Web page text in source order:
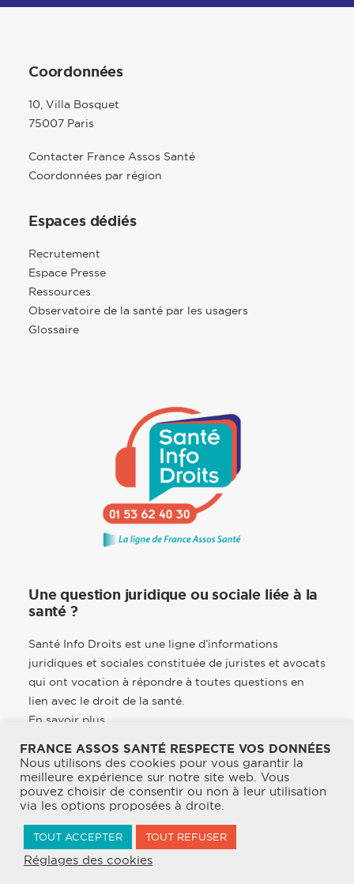
Coordonnées
10, Villa Bosquet
75007 Paris
Contacter France Assos Santé
Coordonnées par région
Espaces dédiés
Recrutement
Espace Presse
Ressources
Observatoire de la santé par les usagers
Glossaire
Une question juridique ou sociale liée à la
santé ?
Santé Info Droits est une ligne d’informations
juridiques et sociales constituée de juristes et avocats
qui ont vocation à répondre à toutes questions en
lien avec le droit de la santé.
En savoir plus
© 2026 France Assos Santé. | Tous droits réservés.
Mentions légales
Politique de confidentialité & CGU
FRANCE ASSOS SANTÉ RESPECTE VOS DONNÉES
Nous utilisons des cookies pour vous garantir la
meilleure expérience sur notre site web. Vous
pouvez choisir de consentir ou non à leur utilisation
via les options proposées à droite.
TOUT ACCEPTER TOUT REFUSER
Réglages des cookies